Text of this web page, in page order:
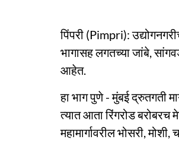
पिंपरी (Pimpri):
भागासह लगतच्या जांबे,
आहेत.
हा भाग पुणे - मुंबई द्रुतगती
त्यात आता रिंगरोड बरोबरच
महामार्गावरील भोसरी,